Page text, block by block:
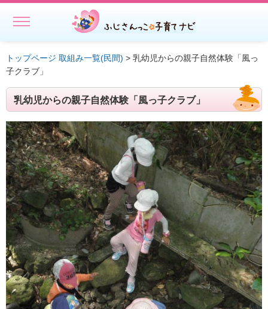
ホーム
初めての方へ
子どもを預ける
子どもを預ける
ファミリー・サポート・センター事業一覧
出張託児サービス一覧
★授乳スペースで搾乳ができる旨の表示にご協力ください－静岡
県
相談する・仲間をつくる
遊ぶ・学ぶ
健康・医療
トップページ 取組み一覧(民間) > 乳幼児からの親子自然体験「風っ
子クラブ」
乳幼児からの親子自然体験「風っ子クラブ」